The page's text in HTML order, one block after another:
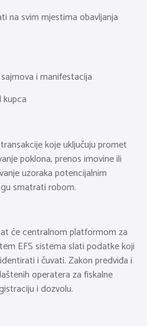
na svim mjestima obavljanja
i manifestacija
koje uključuju promet
poklona, prenos imovine ili
uzoraka potencijalnim
smatrati robom.
će centralnom platformom za
EFS sistema slati podatke koji
i čuvati. Zakon predviđa i
operatera za fiskalne
i dozvolu.